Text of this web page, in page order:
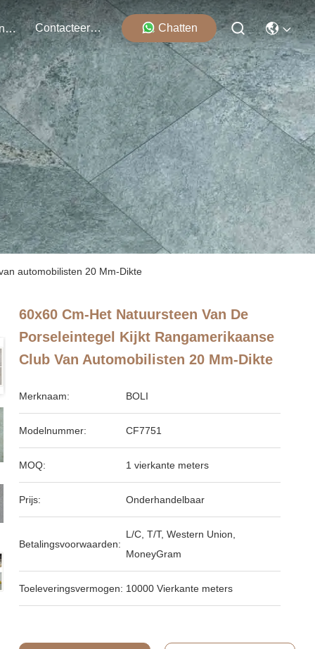
Evenementen Contacteer Ons Chatten
automobilisten 20 Mm-Dikte
60x60 Cm-Het Natuursteen Van De
Porseleintegel Kijkt Rangamerikaanse
Club Van Automobilisten 20 Mm-Dikte
Merknaam: BOLI
Modelnummer: CF7751
MOQ: 1 vierkante meters
Prijs: Onderhandelbaar
Betalingsvoorwaarden:
L/C, T/T, Western Union,
MoneyGram
Toeleveringsvermogen: 10000 Vierkante meters